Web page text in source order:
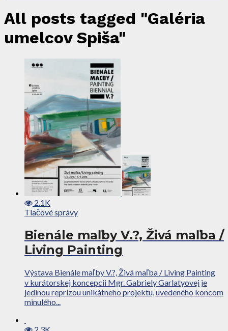
All posts tagged "Galéria
umelcov Spiša"
2.1K
Tlačové správy
Bienále maľby V.?, Živá maľba /
Living Painting
Výstava Bienále maľby V.?, Živá maľba / Living Painting
v kurátorskej koncepcii Mgr. Gabriely Garlatyovej je
jedinou reprízou unikátneho projektu, uvedeného koncom
minulého...
2.3K